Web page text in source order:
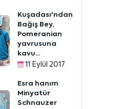
Kuşadası'ndan
Bağış Bey,
Pomeranian
yavrusuna
kavu...
11 Eylül 2017
Esra hanım
Minyatür
Schnauzer